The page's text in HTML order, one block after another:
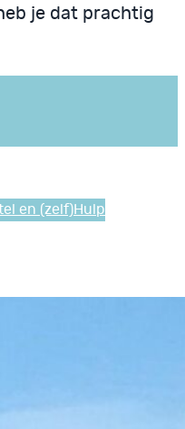
je dat prachtig
en (zelf)Hulp